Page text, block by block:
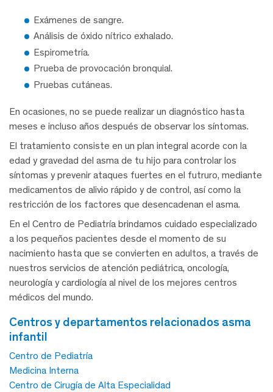
Exámenes de sangre.
Análisis de óxido nítrico exhalado.
Espirometría.
Prueba de provocación bronquial.
Pruebas cutáneas.
En ocasiones, no se puede realizar un diagnóstico hasta
meses e incluso años después de observar los síntomas.
El tratamiento consiste en un plan integral acorde con la
edad y gravedad del asma de tu hijo para controlar los
síntomas y prevenir ataques fuertes en el futruro, mediante
medicamentos de alivio rápido y de control, así como la
restricción de los factores que desencadenan el asma.
En el Centro de Pediatría brindamos cuidado especializado
a los pequeños pacientes desde el momento de su
nacimiento hasta que se convierten en adultos, a través de
nuestros servicios de atención pediátrica, oncología,
neurología y cardiología al nivel de los mejores centros
médicos del mundo.
centros y departamentos relacionados asma
infantil
Centro de Pediatría
Medicina Interna
Centro de Cirugía de Alta Especialidad